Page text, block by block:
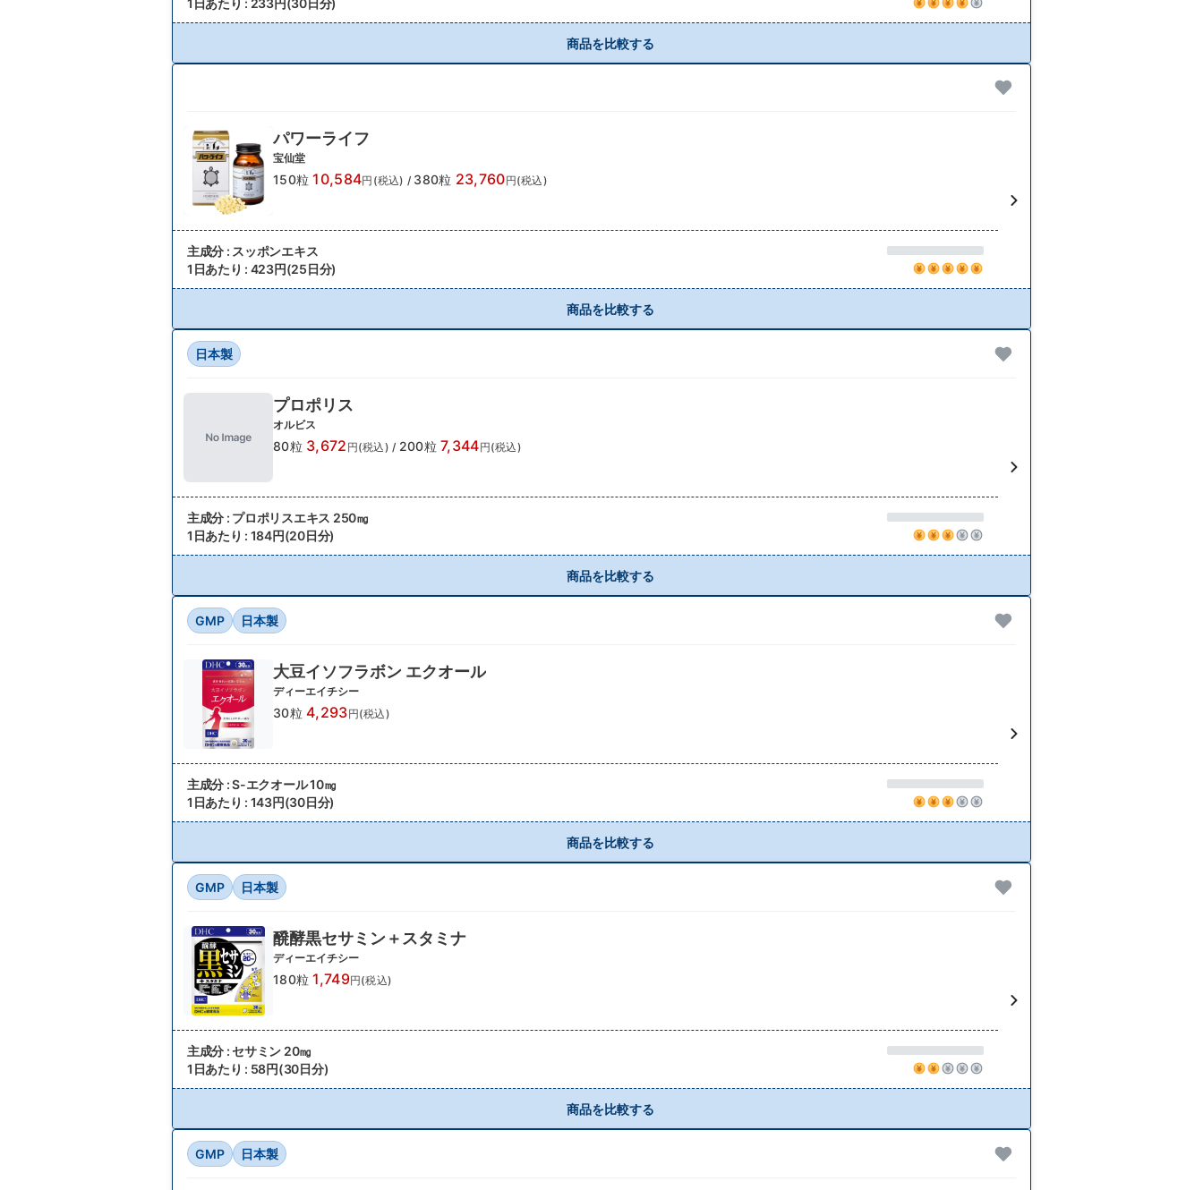
商品を比較する
パワーライフ
宝仙堂
150粒 10,584円(税込) / 380粒 23,760円(税込)
主成分 : スッポンエキス
1日あたり : 423円(25日分)
商品を比較する
日本製
プロポリス
オルビス
80粒 3,672 円(税込) / 200粒 7,344円(税込)
主成分 : プロポリスエキス 250㎎
1日あたり : 184円(20日分)
商品を比較する
GMP 日本製
大豆イソフラボン エクオール
ディーエイチシー
30粒 4,293円(税込)
主成分 : S-エクオール 10㎎
1日あたり : 143円(30日分)
商品を比較する
GMP 日本製
醗酵黒セサミン＋スタミナ
ディーエイチシー
180粒 1,749円(税込)
主成分 : セサミン 20㎎
1日あたり : 58円(30日分)
商品を比較する
GMP 日本製